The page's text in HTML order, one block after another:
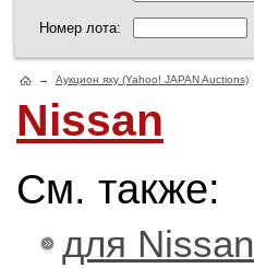
Номер лота:
→ Аукцион яху (Yahoo! JAPAN Auctions)
Nissan
См. также:
для Nissan